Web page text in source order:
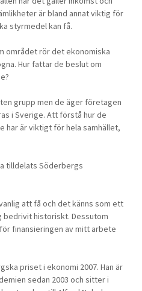
är bland annat viktig för
styrmedel kan få.
området rör det ekonomiska
Hur fattar de beslut om
grupp men de äger företagen
i Sverige. Att förstå hur de
har är viktigt för hela samhället,
tilldelats Söderbergs
att få och det känns som ett
bedrivit historiskt. Dessutom
finansieringen av mitt arbete
priset i ekonomi 2007. Han är
sedan 2003 och sitter i